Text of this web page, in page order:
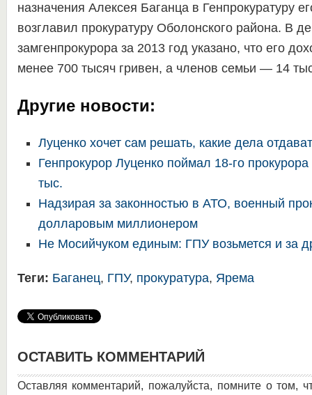
назначения Алексея Баганца в Генпрокуратуру
возглавил прокуратуру Оболонского района. В
замгенпрокурора за 2013 год указано, что его
менее 700 тысяч гривен, а членов семьи — 14
Другие новости:
Луценко хочет сам решать, какие дела
Генпрокурор Луценко поймал 18-го прокурора
тыс.
Надзирая за законностью в АТО, военный
долларовым миллионером
Не Мосийчуком единым: ГПУ возьмется и за
Теги: Баганец, ГПУ, прокуратура, Ярема
ОСТАВИТЬ КОММЕНТАРИЙ
Оставляя комментарий, пожалуйста, помните о том,